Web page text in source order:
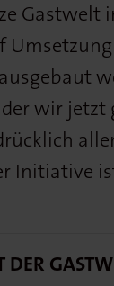
Gastwelt
wir jetzt
Initiative